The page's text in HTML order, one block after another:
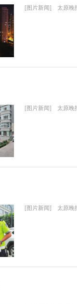
[图片新闻] 太原晚
[图片新闻] 太原晚
[图片新闻] 太原晚